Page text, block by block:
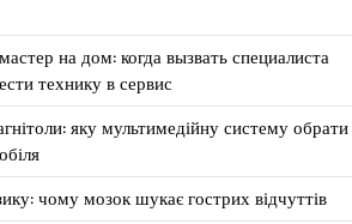
на дом: когда вызвать специалиста
технику в сервис
яку мультимедійну систему обрати
чому мозок шукає гострих відчуттів